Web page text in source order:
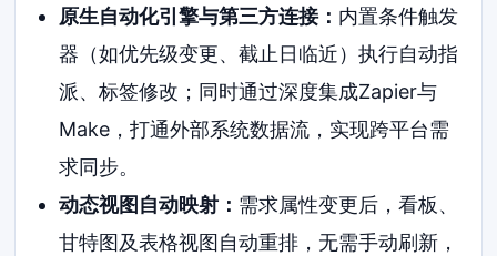
原生自动化引擎与第三方连接： 内置条件触发
器（如优先级变更、截止日临近）执行自动指
派、标签修改；同时通过深度集成Zapier与
Make，打通外部系统数据流，实现跨平台需
求同步。
动态视图自动映射： 需求属性变更后，看板、
甘特图及表格视图自动重排，无需手动刷新，